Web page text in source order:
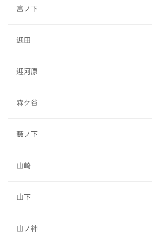
宮ノ下
迎田
迎河原
森ケ谷
藪ノ下
山崎
山下
山ノ神